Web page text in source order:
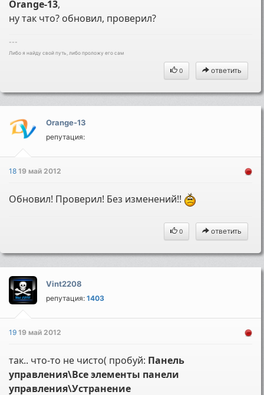
Orange-13,
ну так что? обновил, проверил?
---
Либо я найду свой путь, либо проложу его сам
0 ответить
Orange-13
репутация:
1819 май 2012
Обновил! Проверил! Без изменений!!
0 ответить
Vint2208
репутация:1403
1919 май 2012
так.. что-то не чисто( пробуй: Панель
управления\Все элементы панели
управления\Устранение